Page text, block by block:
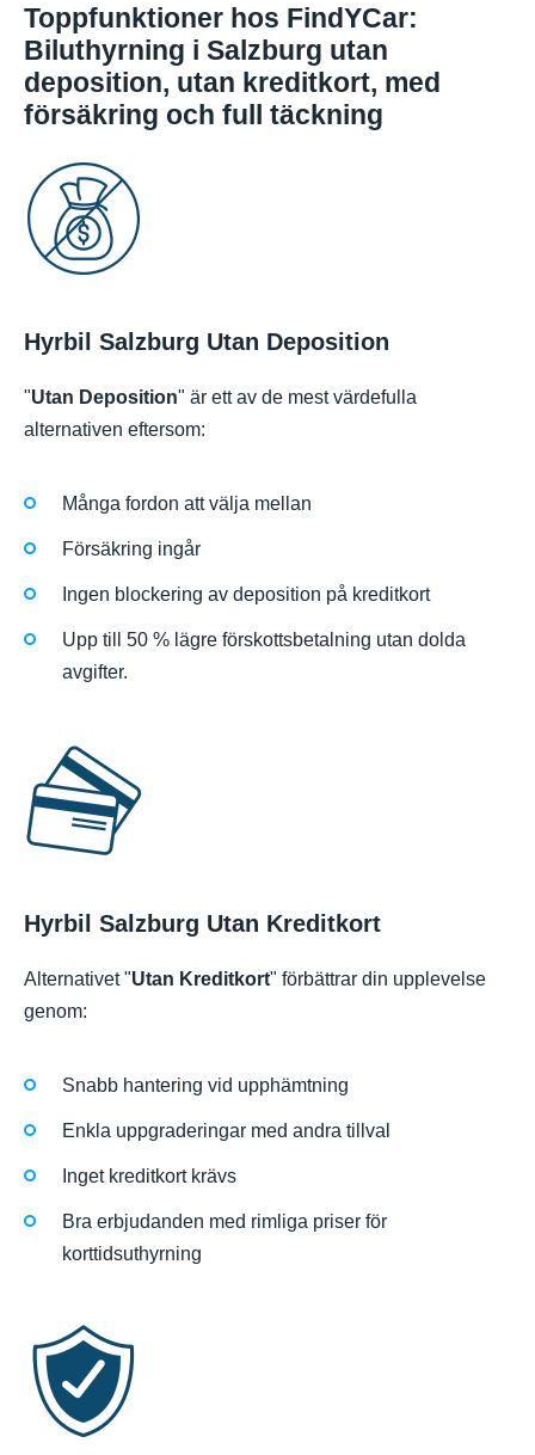
Toppfunktioner hos FindYCar:
Biluthyrning i Salzburg utan
deposition, utan kreditkort, med
försäkring och full täckning
Hyrbil Salzburg Utan Deposition
"Utan Deposition" är ett av de mest värdefulla
alternativen eftersom:
Många fordon att välja mellan
Försäkring ingår
Ingen blockering av deposition på kreditkort
Upp till 50 % lägre förskottsbetalning utan dolda
avgifter.
Hyrbil Salzburg Utan Kreditkort
Alternativet "Utan Kreditkort" förbättrar din upplevelse
genom:
Snabb hantering vid upphämtning
Enkla uppgraderingar med andra tillval
Inget kreditkort krävs
Bra erbjudanden med rimliga priser för
korttidsuthyrning